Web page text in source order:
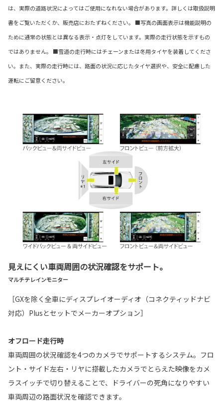
は、実際の道路状況によってはご使用になれない場合があります。詳しくは取扱説明
書をご覧いただくか、販売店におたずねください。 ■写真の画面表示は機能説明の
ために通常の状態とは異なる表示・点灯をしています。実際の走行状態を示すもの
ではありません。 ■雪道の走行時にはチェーンまたは冬用タイヤを装着してくださ
い。また、実際の走行時には、路面の状況に応じたタイヤ選択や、安全に配慮した
運転にご留意ください。
見えにくい車両周囲の状況確認をサポート。
マルチテレインモニター
［GXを除く全車にディスプレイオーディオ（コネクティッドナビ
対応）Plusとセットでメーカーオプション］
オフロード走行時
車両周囲の状況確認を4つのカメラでサポートするシステム。フロ
ント・サイド左右・リヤに搭載したカメラでとらえた映像をカメ
ラスイッチで切り替えることで、ドライバーの死角になりやすい
車両周辺の路面状況を確認できます。